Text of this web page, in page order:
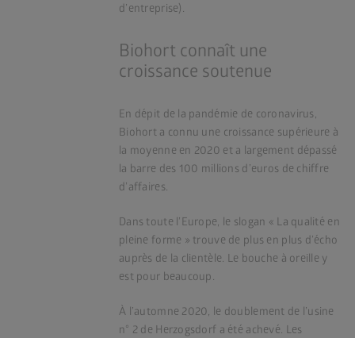
d’entreprise).
Biohort connaît une
croissance soutenue
En dépit de la pandémie de coronavirus,
Biohort a connu une croissance supérieure à
la moyenne en 2020 et a largement dépassé
la barre des 100 millions d’euros de chiffre
d’affaires.
Dans toute l’Europe, le slogan « La qualité en
pleine forme » trouve de plus en plus d’écho
auprès de la clientèle. Le bouche à oreille y
est pour beaucoup.
À l’automne 2020, le doublement de l’usine
n° 2 de Herzogsdorf a été achevé. Les